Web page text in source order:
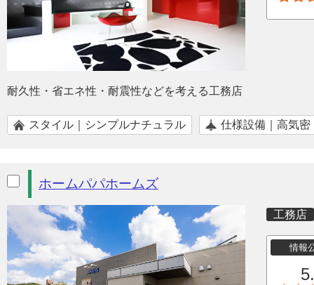
耐久性・省エネ性・耐震性などを考える工務店
スタイル｜シンプルナチュラル 仕様設備｜高気密
ホームパパホームズ
工務店
情報